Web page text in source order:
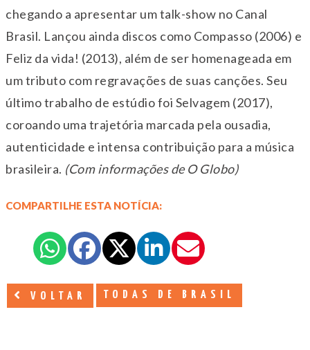
chegando a apresentar um talk-show no Canal
Brasil. Lançou ainda discos como Compasso (2006) e
Feliz da vida! (2013), além de ser homenageada em
um tributo com regravações de suas canções. Seu
último trabalho de estúdio foi Selvagem (2017),
coroando uma trajetória marcada pela ousadia,
autenticidade e intensa contribuição para a música
brasileira. (Com informações de O Globo)
COMPARTILHE ESTA NOTÍCIA:
VOLTAR TODAS DE BRASIL